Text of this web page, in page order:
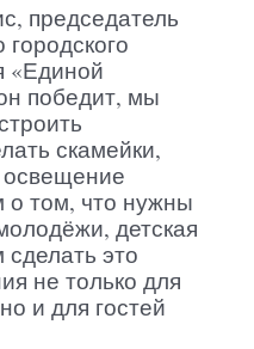
председатель
городского
«Единой
победит, мы
скамейки,
освещение
о том, что нужны
детская
это
не только для
и для гостей